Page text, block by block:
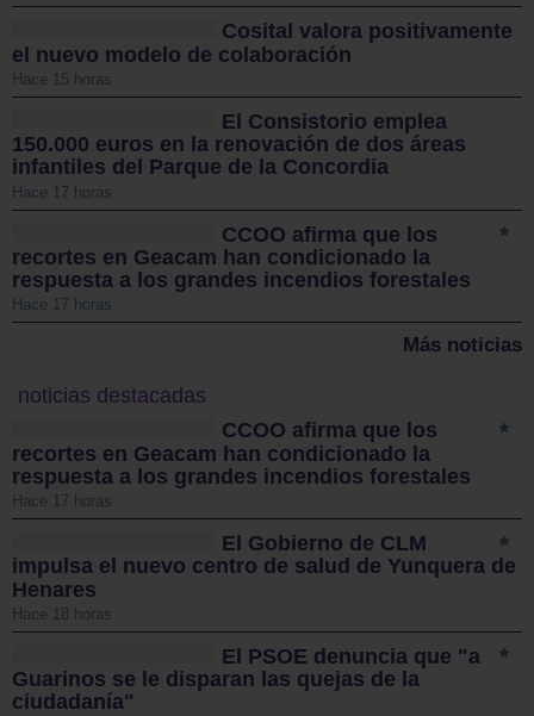
Cosital valora positivamente
el nuevo modelo de colaboración
Hace 15 horas
El Consistorio emplea
150.000 euros en la renovación de dos áreas
infantiles del Parque de la Concordia
Hace 17 horas
CCOO afirma que los
recortes en Geacam han condicionado la
respuesta a los grandes incendios forestales
Hace 17 horas
Más noticias
noticias destacadas
CCOO afirma que los
recortes en Geacam han condicionado la
respuesta a los grandes incendios forestales
Hace 17 horas
El Gobierno de CLM
impulsa el nuevo centro de salud de Yunquera de
Henares
Hace 18 horas
El PSOE denuncia que "a
Guarinos se le disparan las quejas de la
ciudadanía"